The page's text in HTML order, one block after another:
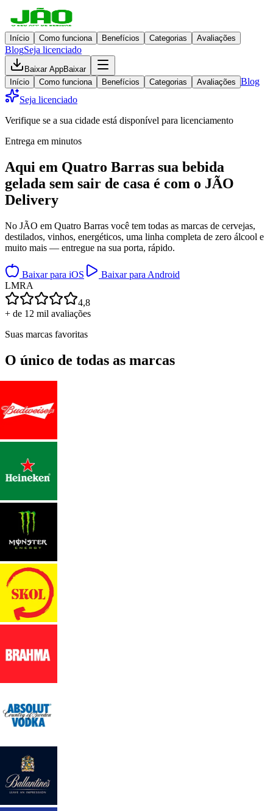
Início Como funciona Benefícios Categorias Avaliações
BlogSeja licenciado
Baixar AppBaixar
Início
Como funciona Benefícios Categorias Avaliações Blog
Seja licenciado
Verifique se a sua cidade está disponível para licenciamento
Entrega em minutos
Aqui em Quatro Barras sua bebida
gelada sem sair de casa é com o JÃO
Delivery
No JÃO em Quatro Barras você tem todas as marcas de cervejas,
destilados, vinhos, energéticos, uma linha completa de zero álcool e
muito mais — entregue na sua porta, rápido.
Baixar para iOS
Baixar para Android
LMRA
4,8
+ de 12 mil avaliações
Suas marcas favoritas
O único de todas as marcas